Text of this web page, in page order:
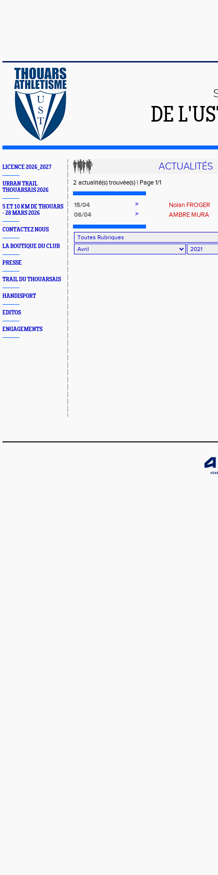
DE
LICENCE 2026_2027
URBAN TRAIL
THOUARSAIS 2026
5 ET 10 KM DE THOUARS
- 28 MARS 2026
CONTACTEZ NOUS
LA BOUTIQUE DU CLUB
PRESSE
TRAIL DU THOUARSAIS
HANDISPORT
EDITOS
ENGAGEMENTS
ACTUALITÉS
2 actualité(s) trouvée(s) | Page 1/1
15/04 >
Nolan FROGER
06/04
> AMBRE MURA